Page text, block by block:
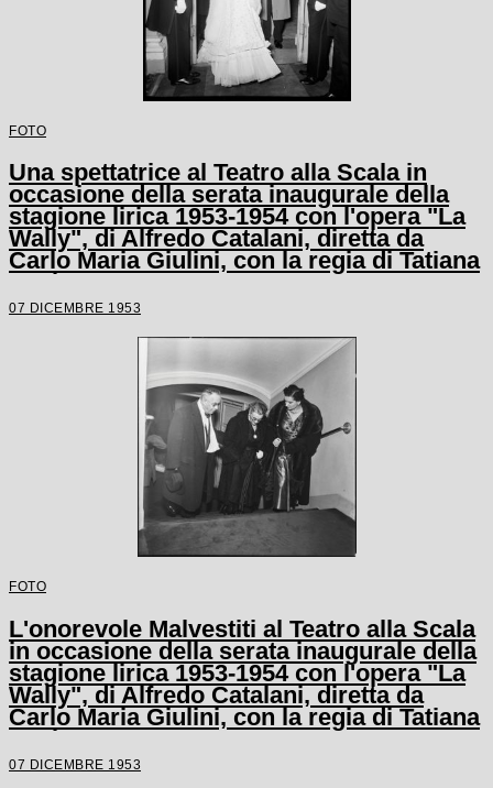
FOTO
Una spettatrice al Teatro alla Scala in
occasione della serata inaugurale della
stagione lirica 1953-1954 con l'opera "La
Wally", di Alfredo Catalani, diretta da
Carlo Maria Giulini, con la regia di Tatiana
Pavlova
07 DICEMBRE 1953
FOTO
L'onorevole Malvestiti al Teatro alla Scala
in occasione della serata inaugurale della
stagione lirica 1953-1954 con l'opera "La
Wally", di Alfredo Catalani, diretta da
Carlo Maria Giulini, con la regia di Tatiana
Pavlova
07 DICEMBRE 1953